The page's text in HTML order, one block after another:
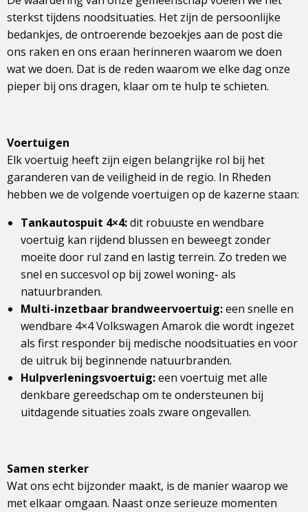
sterkst tijdens noodsituaties. Het zijn de persoonlijke
bedankjes, de ontroerende bezoekjes aan de post die
ons raken en ons eraan herinneren waarom we doen
wat we doen. Dat is de reden waarom we elke dag onze
pieper bij ons dragen, klaar om te hulp te schieten.
Voertuigen
Elk voertuig heeft zijn eigen belangrijke rol bij het
garanderen van de veiligheid in de regio. In Rheden
hebben we de volgende voertuigen op de kazerne staan:
Tankautospuit 4×4:dit robuuste en wendbare
voertuig kan rijdend blussen en beweegt zonder
moeite door rul zand en lastig terrein. Zo treden we
snel en succesvol op bij zowel woning- als
natuurbranden.
Multi-inzetbaar brandweervoertuig:een snelle en
wendbare 4×4 Volkswagen Amarok die wordt ingezet
als first responder bij medische noodsituaties en voor
de uitruk bij beginnende natuurbranden.
Hulpverleningsvoertuig:een voertuig met alle
denkbare gereedschap om te ondersteunen bij
uitdagende situaties zoals zware ongevallen.
Samen sterker
Wat ons echt bijzonder maakt, is de manier waarop we
met elkaar omgaan. Naast onze serieuze momenten